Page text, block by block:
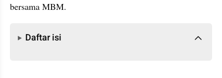
bersama MBM.
Daftar isi